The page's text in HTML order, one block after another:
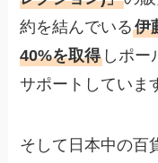
約を結んでいる伊
40%を取得 しポー
サポートしていま
そして日本中の百